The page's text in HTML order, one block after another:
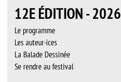
12E ÉDITION - 2026
Le programme
Les auteur·ices
La Balade Dessinée
Se rendre au festival